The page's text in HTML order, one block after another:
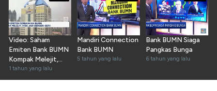
Video: Saham
Emiten Bank BUMN
Kompak Melejit,
IHSG Jadi Berseri-
Seri!
1 tahun yang lalu
Mandiri Connection
Bank BUMN
5 tahun yang lalu
Bank BUMN Siaga
Pangkas Bunga
6 tahun yang lalu